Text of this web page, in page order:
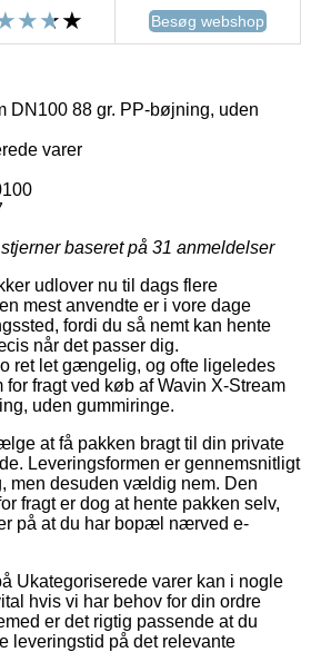
Besøg webshop
DN100 88 gr. PP-bøjning, uden
varer
baseret på 31 anmeldelser
udlover nu til dags flere
mest anvendte er i vore dage
fordi du så nemt kan hente
når det passer dig.
ret let gængelig, og ofte ligeledes
for fragt ved køb af Wavin X-Stream
uden gummiringe.
at få pakken bragt til din private
Leveringsformen er gennemsnitligt
men desuden vældig nem. Den
fragt er dog at hente pakken selv,
på at du har bopæl nærved e-
Ukategoriserede varer kan i nogle
hvis vi har behov for din ordre
er det rigtig passende at du
leveringstid på det relevante